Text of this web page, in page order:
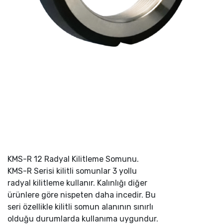
KMS-R 12 Radyal Kilitleme Somunu.
KMS-R Serisi kilitli somunlar 3 yollu
radyal kilitleme kullanır. Kalınlığı diğer
ürünlere göre nispeten daha incedir. Bu
seri özellikle kilitli somun alanının sınırlı
olduğu durumlarda kullanıma uygundur.